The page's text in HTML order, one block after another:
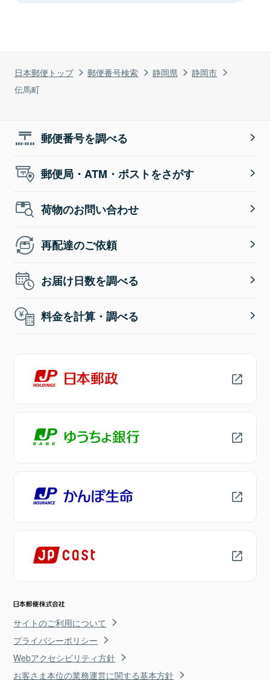
日本郵便トップ 郵便番号検索 静岡県
静岡市
伝馬町
郵便番号を調べる
郵便局・ATM・ポストをさがす
荷物のお問い合わせ
再配達のご依頼
お届け日数を調べる
料金を計算・調べる
サイトのご利用について
プライバシーポリシー
Webアクセシビリティ方針
お客さま本位の業務運営に関する基本方針